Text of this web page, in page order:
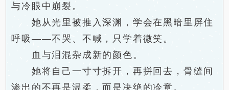
与冷眼中崩裂。
她从光里被推入深渊，学会在黑暗里屏住
呼吸——不哭、不喊，只学着微笑。
血与泪混杂成新的颜色。
她将自己一寸寸拆开，再拼回去，骨缝间
渗出的不再是温柔，而是决绝的冷意。